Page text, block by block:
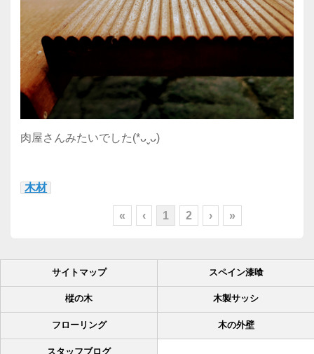
肉屋さんみたいでした(*ᴗˬᴗ)
木材
« ‹ 1 2 › »
サイトマップ スペイン漆喰
樅の木 木製サッシ
フローリング 木の外壁
スタッフブログ